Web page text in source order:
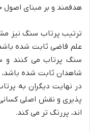
هدفمند و بر مبنای
ترتیب پرتاب سنگ نیز
علم قاضی ثابت شده
سنگ پرتاب می کنند و
شاهدان ثابت شده
در نهایت دیگران به
پذیری و نقش اصلی
اند، پررنگ تر می کند.